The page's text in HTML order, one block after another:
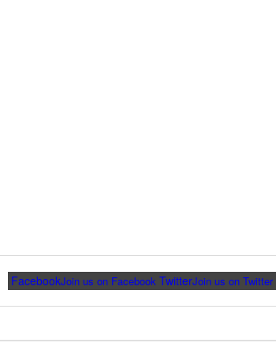
FacebookJoin us on Facebook TwitterJoin us on Twitter